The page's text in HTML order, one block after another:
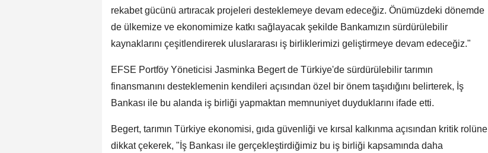
rekabet gücünü artıracak projeleri desteklemeye devam edeceğiz. Önümüzdeki dönemde
de ülkemize ve ekonomimize katkı sağlayacak şekilde Bankamızın sürdürülebilir
kaynaklarını çeşitlendirerek uluslararası iş birliklerimizi geliştirmeye devam edeceğiz."
EFSE Portföy Yöneticisi Jasminka Begert de Türkiye'de sürdürülebilir tarımın
finansmanını desteklemenin kendileri açısından özel bir önem taşıdığını belirterek, İş
Bankası ile bu alanda iş birliği yapmaktan memnuniyet duyduklarını ifade etti.
Begert, tarımın Türkiye ekonomisi, gıda güvenliği ve kırsal kalkınma açısından kritik rolüne
dikkat çekerek, "İş Bankası ile gerçekleştirdiğimiz bu iş birliği kapsamında daha